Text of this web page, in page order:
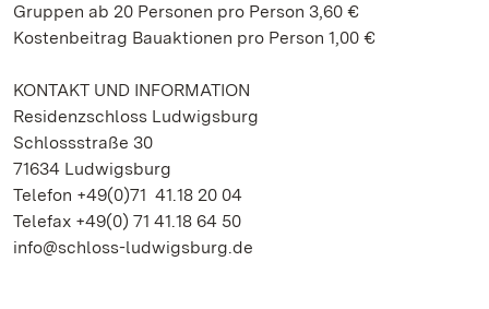
Gruppen ab 20 Personen pro Person 3,60 €
Kostenbeitrag Bauaktionen pro Person 1,00 €
KONTAKT UND INFORMATION
Residenzschloss Ludwigsburg
Schlossstraße 30
71634 Ludwigsburg
Telefon +49(0)71 41.18 20 04
Telefax +49(0) 71 41.18 64 50
info@schloss-ludwigsburg.de